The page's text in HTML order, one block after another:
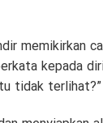
memikirkan
kepada
tidak terlihat?”